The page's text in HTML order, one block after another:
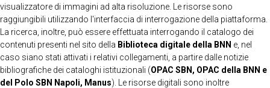
visualizzatore di immagini ad alta risoluzione. Le risorse sono
raggiungibili utilizzando l'interfaccia di interrogazione della piattaforma.
La ricerca, inoltre, può essere effettuata interrogando il catalogo dei
contenuti presenti nel sito della Biblioteca digitale della BNN e, nel
caso siano stati attivati i relativi collegamenti, a partire dalle notizie
bibliografiche dei cataloghi istituzionali (OPAC SBN, OPAC della BNN e
del Polo SBN Napoli, Manus). Le risorse digitali sono inoltre